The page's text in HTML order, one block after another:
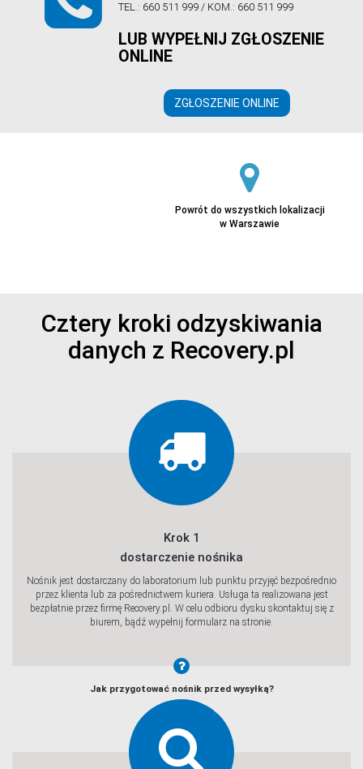
TEL.: 660 511 999 / KOM.: 660 511 999
LUB WYPEŁNIJ ZGŁOSZENIE
ONLINE
ZGŁOSZENIE ONLINE
Powrót do wszystkich lokalizacji
w Warszawie
Sprawdź
Cztery kroki odzyskiwania
danych z Recovery.pl
Krok 1
dostarczenie nośnika
Nośnik jest dostarczany do laboratorium lub punktu przyjęć bezpośrednio
przez klienta lub za pośrednictwem kuriera. Usługa ta realizowana jest
bezpłatnie przez firmę Recovery.pl. W celu odbioru dysku skontaktuj się z
biurem, bądź wypełnij formularz na stronie.
Jak przygotować nośnik przed wysyłką?